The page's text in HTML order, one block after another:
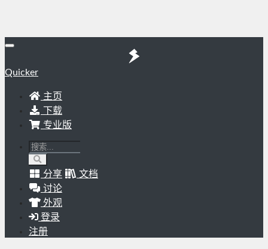
Quicker
主页
下载
专业版
分享
文档
讨论
外观
登录
注册